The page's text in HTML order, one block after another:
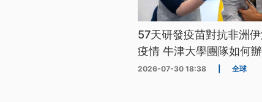
57天研發疫苗對抗非洲
疫情 牛津大學團隊如何辦
2026-07-30 18:38 全球